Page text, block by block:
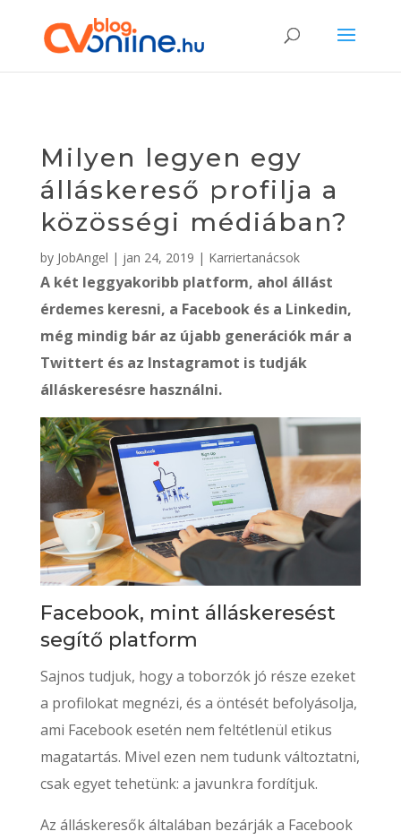
Milyen legyen egy
álláskereső profilja a
közösségi médiában?
by JobAngel | jan 24, 2019 | Karriertanácsok
A két leggyakoribb platform, ahol állást
érdemes keresni, a Facebook és a Linkedin,
még mindig bár az újabb generációk már a
Twittert és az Instagramot is tudják
álláskeresésre használni.
Facebook, mint álláskeresést
segítő platform
Sajnos tudjuk, hogy a toborzók jó része ezeket
a profilokat megnézi, és a öntését befolyásolja,
ami Facebook esetén nem feltétlenül etikus
magatartás. Mivel ezen nem tudunk változtatni,
csak egyet tehetünk: a javunkra fordítjuk.
Az álláskeresők általában bezárják a Facebook